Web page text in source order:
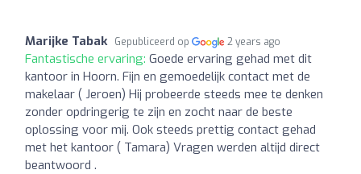
Marijke Tabak Gepubliceerd op 2 years ago
Fantastische ervaring: Goede ervaring gehad met dit
kantoor in Hoorn. Fijn en gemoedelijk contact met de
makelaar ( Jeroen) Hij probeerde steeds mee te denken
zonder opdringerig te zijn en zocht naar de beste
oplossing voor mij. Ook steeds prettig contact gehad
met het kantoor ( Tamara) Vragen werden altijd direct
beantwoord .